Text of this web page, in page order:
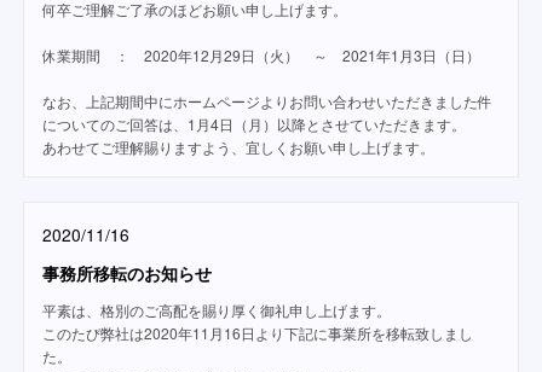
何卒ご理解ご了承のほどお願い申し上げます。
休業期間 ： 2020年12月29日（火） ～ 2021年1月3日（日）
なお、上記期間中にホームページよりお問い合わせいただきました件
についてのご回答は、1月4日（月）以降とさせていただきます。
あわせてご理解賜りますよう、宜しくお願い申し上げます。
2020/11/16
事務所移転のお知らせ
平素は、格別のご高配を賜り厚く御礼申し上げます。
このたび弊社は2020年11月16日より下記に事業所を移転致しまし
た。